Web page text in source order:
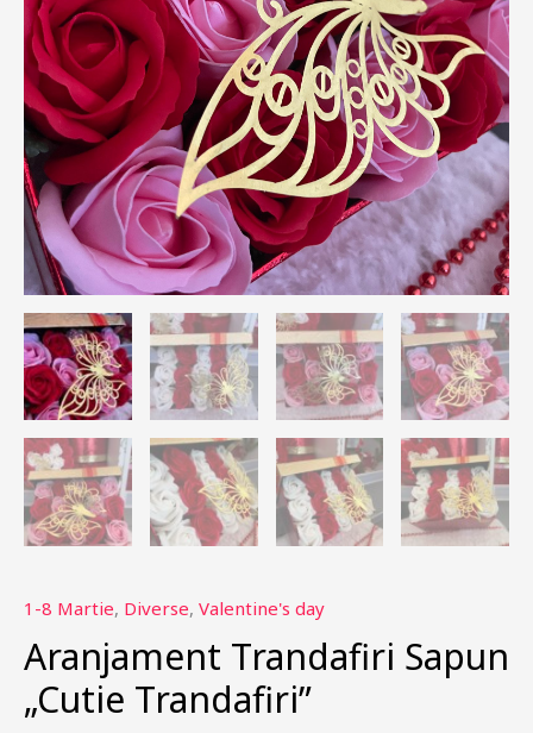
1-8 Martie, Diverse, Valentine's day
Aranjament Trandafiri Sapun
„Cutie Trandafiri”